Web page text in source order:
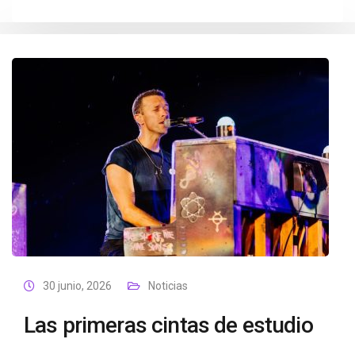
30 junio, 2026 Noticias
Las primeras cintas de estudio